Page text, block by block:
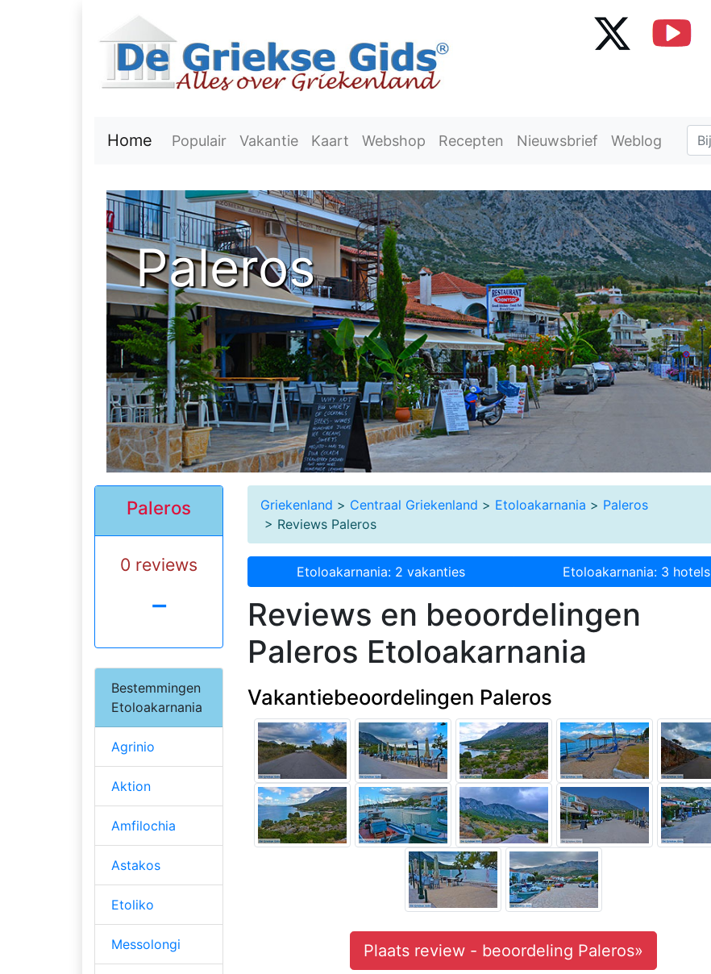
Home Populair Vakantie Kaart Webshop Recepten Nieuwsbrief Weblog
Paleros
Griekenland > Centraal Griekenland > Etoloakarnania > Paleros
> Reviews Paleros
Etoloakarnania: 2 vakanties Etoloakarnania: 3 hotels
Reviews en beoordelingen
Paleros Etoloakarnania
Vakantiebeoordelingen Paleros
Plaats review - beoordeling Paleros»
Paleros
0 reviews
-
Bestemmingen
Etoloakarnania
Agrinio
Aktion
Amfilochia
Astakos
Etoliko
Messolongi